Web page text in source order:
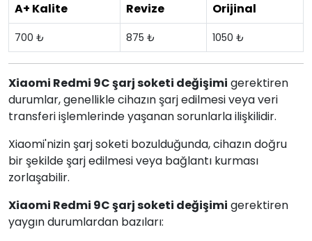
A+ Kalite Revize Orijinal
700 ₺ 875 ₺ 1050 ₺
Xiaomi Redmi 9C şarj soketi değişimi gerektiren
durumlar, genellikle cihazın şarj edilmesi veya veri
transferi işlemlerinde yaşanan sorunlarla ilişkilidir.
Xiaomi'nizin şarj soketi bozulduğunda, cihazın doğru
bir şekilde şarj edilmesi veya bağlantı kurması
zorlaşabilir.
Xiaomi Redmi 9C şarj soketi değişimi gerektiren
yaygın durumlardan bazıları: